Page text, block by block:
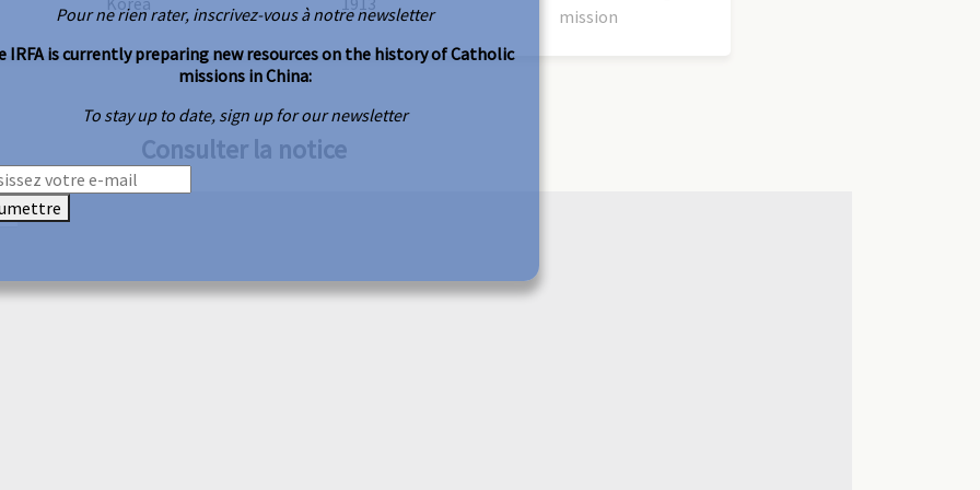
mission
Consulter la notice
Pour ne rien rater, inscrivez-vous à notre newsletter
IRFA is currently preparing new resources on the history of Catholic
missions in China:
To stay up to date, sign up for our newsletter